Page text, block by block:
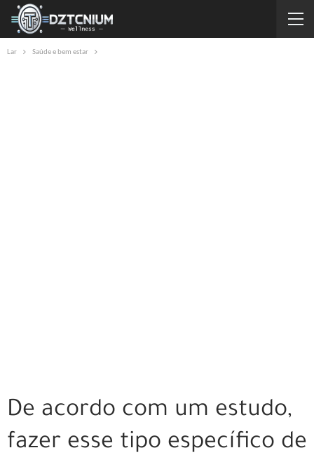
Lar Saúde e bem estar
De acordo com um estudo,
fazer esse tipo específico de